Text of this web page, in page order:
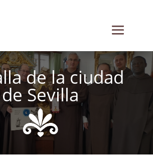
de la ciudad
de Sevilla